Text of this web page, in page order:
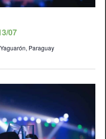
07
Yaguarón, Paraguay